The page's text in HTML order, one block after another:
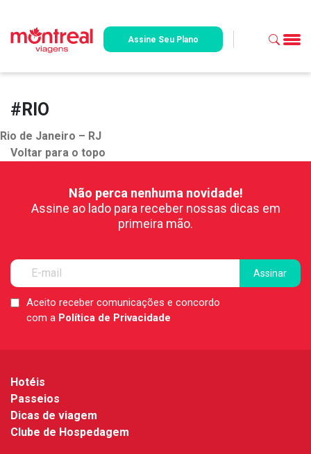
Assine Seu Plano
#RIO
Rio de Janeiro – RJ
Voltar para o topo
Não perca nenhuma novidade!
Assine ao lado para receber nossas dicas em
primeira mão.
LGPDAceito receber comunicações e concordo
com a Política de Privacidade
Hotéis
Passeios
Dicas de viagem
Clube de Hospedagem